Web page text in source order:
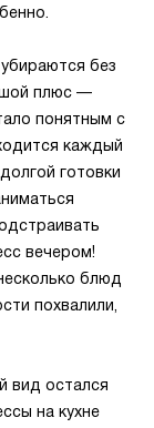
без
плюс —
понятным с
каждый
готовки
вечером!
блюд
похвалили,
вид остался
на кухне